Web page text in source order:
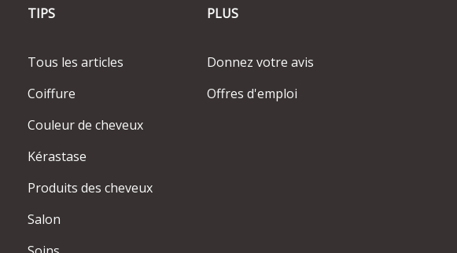
TIPS
Tous les articles
Coiffure
Couleur de cheveux
Kérastase
Produits des cheveux
Salon
PLUS
Donnez votre avis
Offres d'emploi